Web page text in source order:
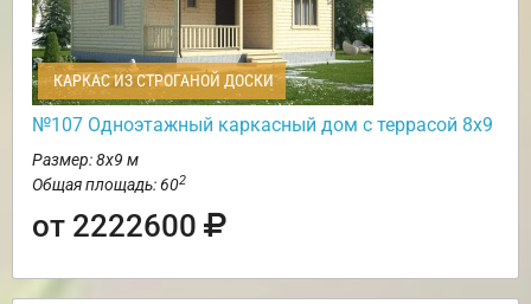
КАРКАС ИЗ СТРОГАНОЙ ДОСКИ
№107 Одноэтажный каркасный дом с террасой 8х9
Размер: 8х9 м
Общая площадь: 602
от 2222600